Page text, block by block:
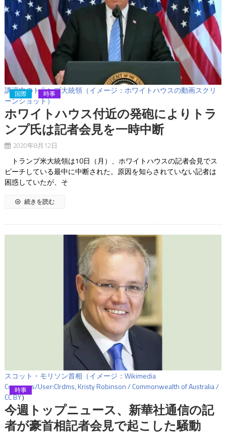
講演中のトランプ大統領（イメージ：ホワイトハウスの動画スクリ
ーンショット）
国際 時事
ホワイトハウス付近の発砲によりトラ
ンプ氏は記者会見を一時中断
2020年8月12日
トランプ米大統領は10日（月）、ホワイトハウスの記者会見でス
ピーチしている最中に中断された。原因を知らされていない記者は
困惑していたが、そ
続きを読む
スコット・モリソン首相（イメージ：Wikimedia
Commons/User:Clrdms, Kristy Robinson / Commonwealth of Australia /
CC BY）
時事
今週トップニュース、新華社通信の記
者が豪首相記者会見で起こした騒動